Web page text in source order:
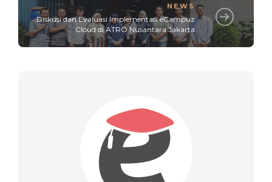
NEWS
Diskusi dan Evaluasi Implementasi eCampuz
Cloud di ATRO Nusantara Jakarta